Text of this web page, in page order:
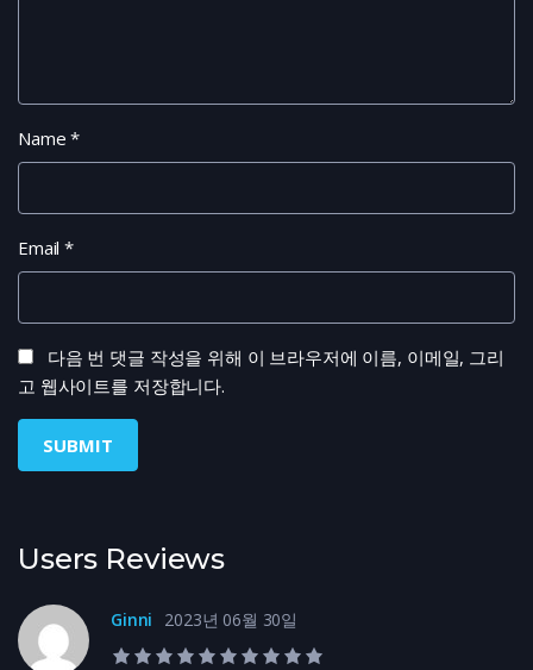
Name*
Email*
다음 번 댓글 작성을 위해 이 브라우저에 이름, 이메일, 그리
고 웹사이트를 저장합니다.
Users Reviews
Ginni
2023년 06월 30일
10.0 rating